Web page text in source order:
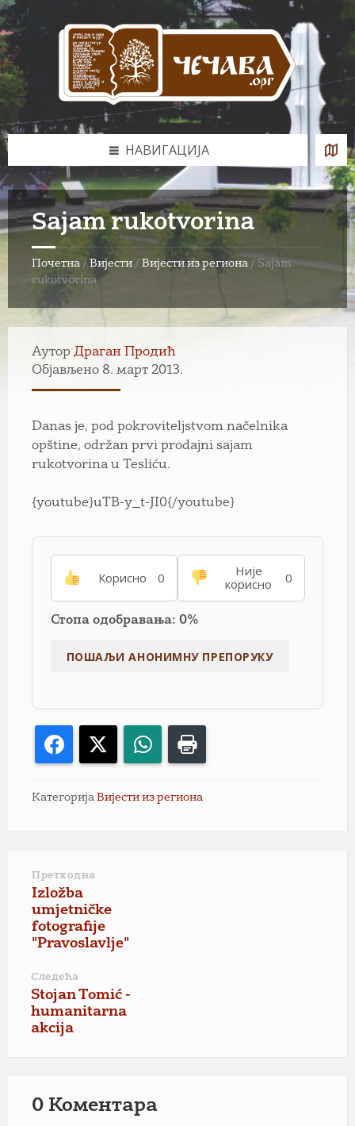
Skip
to
content
Skip
to
left
sidebar
Skip
to
footer
НАВИГАЦИЈА
Sajam rukotvorina
Почетна /Вијести / Вијести из региона / Sajam
rukotvorina
Аутор Драган Продић
Објављено 8. март 2013.
Danas je, pod pokroviteljstvom načelnika
opštine, održan prvi prodajni sajam
rukotvorina u Tesliću.
{youtube}uTB-y_t-JI0{/youtube}
Корисно 0
Није
корисно
0
Стопа одобравања: 0%
Facebook WhatsApp
Категорија Вијести из региона
Претходна
Izložba
umjetničke
fotografije
"Pravoslavlje"
Следећа
Stojan Tomić -
humanitarna
akcija
0 Коментарa